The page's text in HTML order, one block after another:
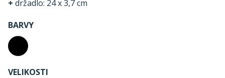
+ držadlo: 24 x 3,7 cm
BARVY
VELIKOSTI